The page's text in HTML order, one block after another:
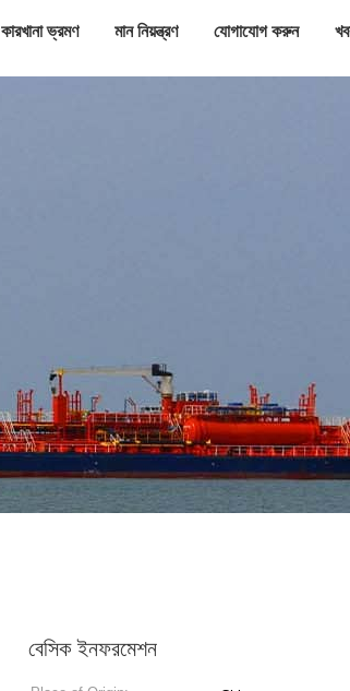
কারখানা ভ্রমণ মান নিয়ন্ত্রণ যোগাযোগ করুন
বেসিক ইনফরমেশন